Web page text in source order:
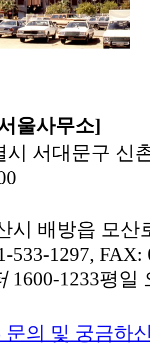
울사무소]
시 서대문구 신
시 배방읍 모산
533-1297, FAX:
1600-1233평일
문의 및 궁금하